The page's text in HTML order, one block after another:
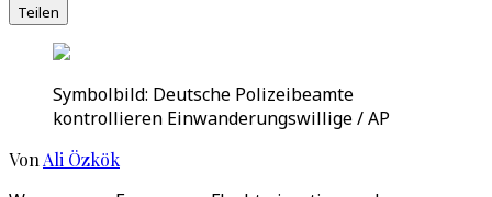
Teilen
Symbolbild: Deutsche Polizeibeamte
kontrollieren Einwanderungswillige / AP
Von Ali Özkök